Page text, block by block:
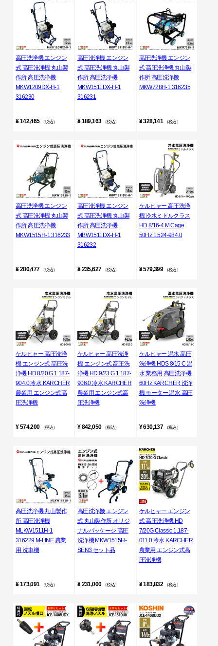
高圧洗浄機 エンジン
式 高圧洗浄機 丸山製
作所 高圧洗浄機
MKW1209DX-H-1
316230
¥ 142,465（税込）
高圧洗浄機 エンジン
式 高圧洗浄機 丸山製
作所 高圧洗浄機
MKW1511DX-H-1
316231
¥ 189,163（税込）
高圧洗浄機 エンジン
式 高圧洗浄機 丸山製
作所 高圧洗浄機
MKW728H-1 316235
¥ 328,141（税込）
高圧洗浄機 エンジン
式 高圧洗浄機 丸山製
作所 高圧洗浄機
MKW1515H-1 316233
¥ 280,477 （税込）
高圧洗浄機 エンジン
式 高圧洗浄機 丸山製
作所 高圧洗浄機
MBW1511DX-H-1
316232
¥ 235,627 （税込）
ケルヒャー 高圧洗浄
機 冷水ミドルクラス
HD 8/16-4 M Cage
50Hz 1.524-984.0
¥ 579,399（税込）
ケルヒャー 高圧洗浄
機 エンジン式 高圧洗
浄機 HD 8/20 G 1.187-
904.0 冷水 KARCHER
農業用 エンジン式高
圧洗浄機
¥ 574,200（税込）
ケルヒャー 高圧洗浄
機 エンジン式 高圧洗
浄機 HD 9/23 G 1.187-
906.0 冷水 KARCHER
農業用 エンジン式高
圧洗浄機
¥ 842,050（税込）
ケルヒャー 温水 高圧
洗浄機 HDS 8/15 C 温
水 業務用 高圧洗浄機
60Hz KARCHER 洗浄
機 モーター 温水 高圧
洗浄機
¥ 630,137 （税込）
高圧洗浄機 丸山製作
所 高圧洗浄機
MLKW1511H-1
316229 M-LINE 農業
用 洗車機
¥ 173,091（税込）
高圧洗浄機 エンジン
式 丸山製作所 オリジ
ナルパッケージ 高圧
洗浄機 MKW1515H-
SEN3 セット品
¥ 231,000（税込）
ケルヒャー エンジン
式 高圧洗浄機 HD
7/20G Classic 1.187-
011.0 冷水 KARCHER
農業用 エンジン式高
圧洗浄機
¥ 183,832（税込）